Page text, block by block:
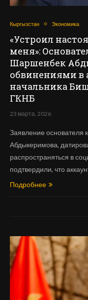
Кыргызстан Экономика
«Устроил
меня»:
Шаршенбек
обвинениями в
начальника
ГКНБ
23 марта, 2026
Заявление
Абдыкеримова,
распространяться в
подтвердили, что
Подробнее